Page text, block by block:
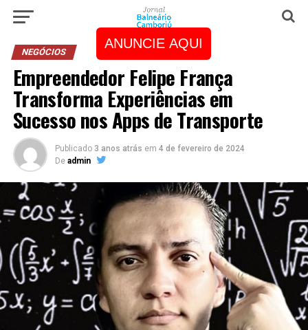
ANUNCIE AQUI
NEGÓCIOS
Empreendedor Felipe França
Transforma Experiências em
Sucesso nos Apps de Transporte
Publicado 3 anos atrás em 4 de fevereiro de 2024
De admin